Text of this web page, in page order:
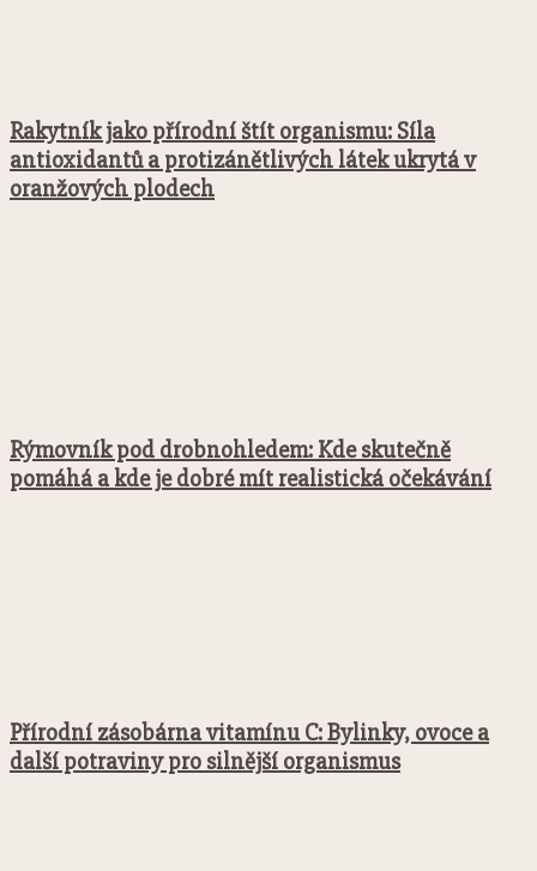
Rakytník jako přírodní štít organismu: Síla
antioxidantů a protizánětlivých látek ukrytá v
oranžových plodech
Rýmovník pod drobnohledem: Kde skutečně
pomáhá a kde je dobré mít realistická očekávání
Přírodní zásobárna vitamínu C: Bylinky, ovoce a
další potraviny pro silnější organismus